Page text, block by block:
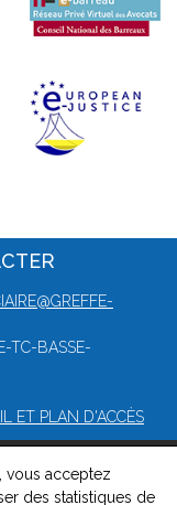
TC-BASSE-
ET PLAN D'ACCÈS
de Basse-Terre -
vous acceptez
des statistiques de